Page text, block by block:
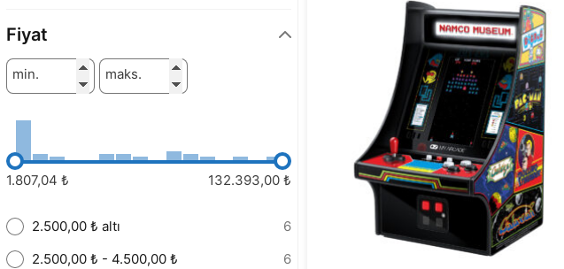
Fiyat
min. maks.
1.807,04 ₺ 132.393,00 ₺
2.500,00 ₺ altı
6
2.500,00 ₺ - 4.500,00 ₺
6